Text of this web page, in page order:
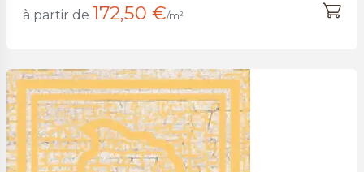
à partir de 172,50 €/m²